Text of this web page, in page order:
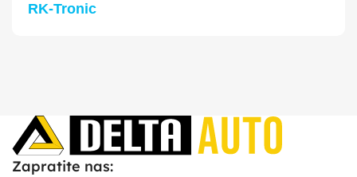
RK-Tronic
Zapratite nas: